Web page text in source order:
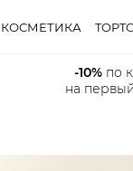
КОСМЕТИКА
-10% по
на первый